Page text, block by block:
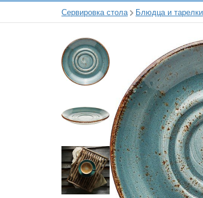
Сервировка стола Блюдца и тарелки